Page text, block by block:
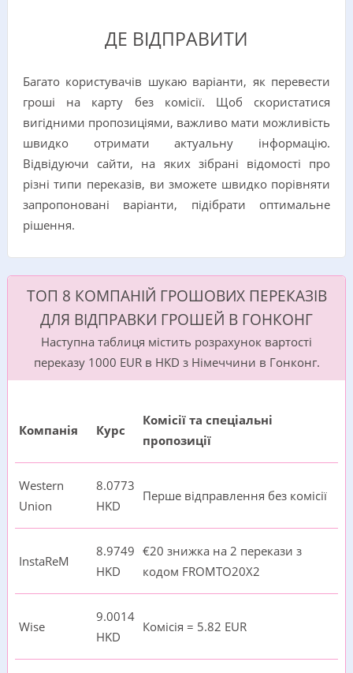
ДЕ ВІДПРАВИТИ
Багато користувачів шукаю варіанти, як перевести
гроші на карту без комісії. Щоб скористатися
вигідними пропозиціями, важливо мати можливість
швидко отримати актуальну інформацію.
Відвідуючи сайти, на яких зібрані відомості про
різні типи переказів, ви зможете швидко порівняти
запропоновані варіанти, підібрати оптимальне
рішення.
ТОП 8 КОМПАНІЙ ГРОШОВИХ ПЕРЕКАЗІВ
ДЛЯ ВІДПРАВКИ ГРОШЕЙ В ГОНКОНГ
Наступна таблиця містить розрахунок вартості
переказу 1000 EUR в HKD з Німеччини в Гонконг.
Компанія Курс
Комісії та спеціальні
пропозиції
Western
Union
8.0773
HKD
Перше відправлення без комісії
InstaReM
8.9749
HKD
€20 знижка на 2 перекази з
кодом FROMTO20X2
Wise
9.0014
HKD
Комісія = 5.82 EUR